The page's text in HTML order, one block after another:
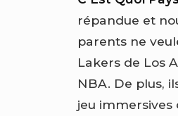
répandue et
parents ne
Lakers de Los
NBA. De plus,
jeu immersives